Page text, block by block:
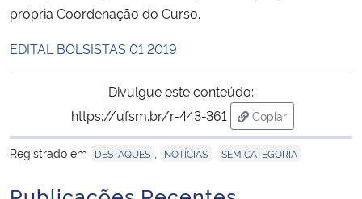
Ministério da Ciência, Tecnologia, Inovações e Comunicações
Ministério do Turismo
Ministério do Desenvolvimento Regional
Controladoria-Geral da União
própria Coordenação do Curso.
EDITAL BOLSISTAS 01 2019
Divulgue este conteúdo:
https://ufsm.br/r-443-361
Copiar
para área de
Registrado em
DESTAQUES NOTÍCIAS SEM CATEGORIA